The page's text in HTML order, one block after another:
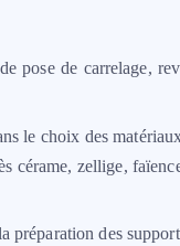
pose de carrelage,
le choix des
cérame, zellige,
des